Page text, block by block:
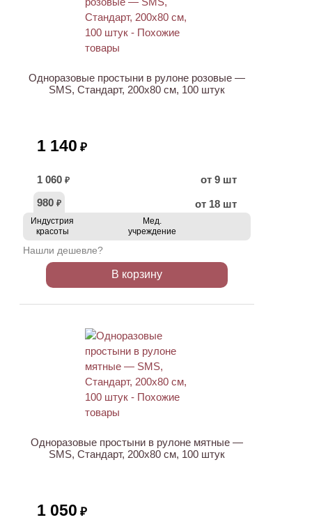
Одноразовые простыни в рулоне розовые —
SMS, Стандарт, 200х80 см, 100 штук
1 140 ₽
1 060 ₽
от 9 шт
980 ₽ от 18 шт
Индустрия
красоты
Мед.
учреждение
Нашли дешевле?
В корзину
Одноразовые простыни в рулоне мятные —
SMS, Стандарт, 200х80 см, 100 штук
1 050 ₽